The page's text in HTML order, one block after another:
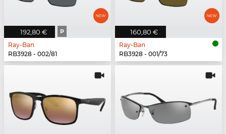
192,80 € P
Ray-Ban
RB3928 - 002/81
160,80 €
Ray-Ban
RB3928 - 001/73